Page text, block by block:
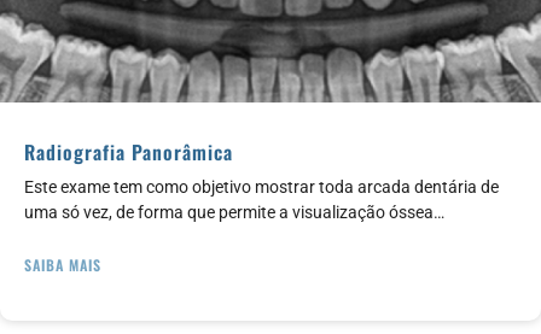
Radiografia Panorâmica
Este exame tem como objetivo mostrar toda arcada dentária de
uma só vez, de forma que permite a visualização óssea…
SAIBA MAIS